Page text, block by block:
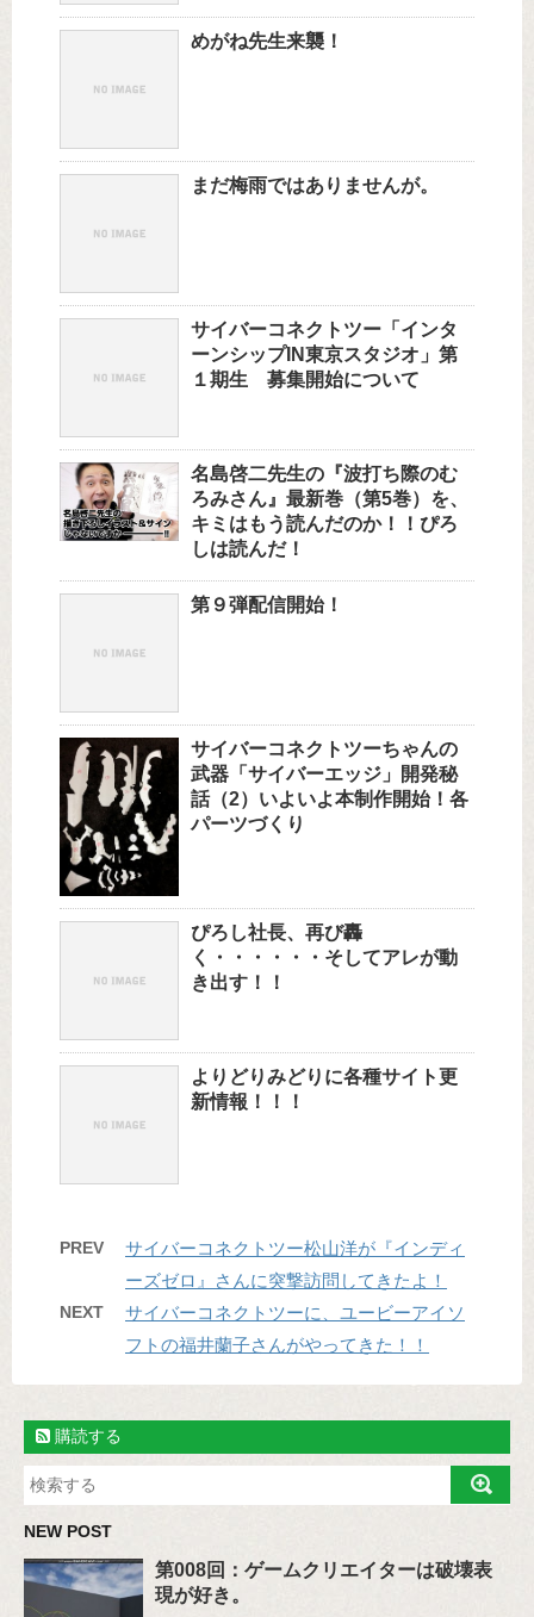
めがね先生来襲！
まだ梅雨ではありませんが。
サイバーコネクトツー「インタ
ーンシップIN東京スタジオ」第
１期生 募集開始について
名島啓二先生の『波打ち際のむ
ろみさん』最新巻（第5巻）を、
キミはもう読んだのか！！ぴろ
しは読んだ！
第９弾配信開始！
サイバーコネクトツーちゃんの
武器「サイバーエッジ」開発秘
話（2）いよいよ本制作開始！各
パーツづくり
ぴろし社長、再び轟
く・・・・・・そしてアレが動
き出す！！
よりどりみどりに各種サイト更
新情報！！！
PREV
サイバーコネクトツー松山洋が『インディ
ーズゼロ』さんに突撃訪問してきたよ！
NEXT
サイバーコネクトツーに、ユービーアイソ
フトの福井蘭子さんがやってきた！！
購読する
NEW POST
第008回：ゲームクリエイターは破壊表
現が好き。